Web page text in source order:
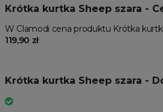
Krótka kurtka Sheep szara -
W Clamodi cena produktu Krótka
119,90 zł
Krótka kurtka Sheep szara -